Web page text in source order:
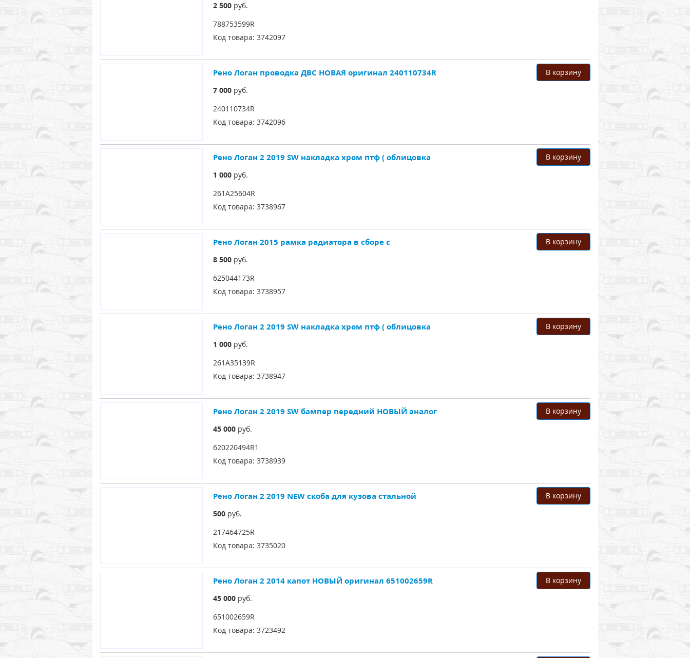
2 500руб.
788753599R
Код товара: 3742097
Рено Логан проводка ДВС НОВАЯ оригинал 240110734R
7 000руб.
240110734R
Код товара: 3742096
В корзину
Рено Логан 2 2019 SW накладка хром птф ( облицовка
1 000руб.
261A25604R
Код товара: 3738967
В корзину
Рено Логан 2015 рамка радиатора в сборе с
8 500руб.
625044173R
Код товара: 3738957
В корзину
Рено Логан 2 2019 SW накладка хром птф ( облицовка
1 000руб.
261A35139R
Код товара: 3738947
В корзину
Рено Логан 2 2019 SW бампер передний НОВЫЙ аналог
45 000руб.
620220494R1
Код товара: 3738939
В корзину
Рено Логан 2 2019 NEW скоба для кузова стальной
500руб.
217464725R
Код товара: 3735020
В корзину
Рено Логан 2 2014 капот НОВЫЙ оригинал 651002659R
45 000руб.
651002659R
Код товара: 3723492
В корзину